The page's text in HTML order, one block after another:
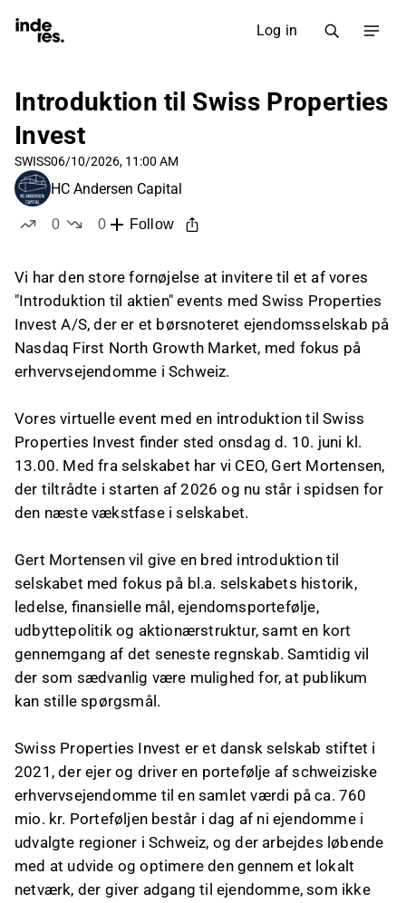
Log in
Introduktion til Swiss Properties
Invest
SWISS06/10/2026, 11:00 AM
HC Andersen Capital
0
0
Follow
Vi har den store fornøjelse at invitere til et af vores
"Introduktion til aktien" events med Swiss Properties
Invest A/S, der er et børsnoteret ejendomsselskab på
Nasdaq First North Growth Market, med fokus på
erhvervsejendomme i Schweiz.
Vores virtuelle event med en introduktion til Swiss
Properties Invest finder sted onsdag d. 10. juni kl.
13.00. Med fra selskabet har vi CEO, Gert Mortensen,
der tiltrådte i starten af 2026 og nu står i spidsen for
den næste vækstfase i selskabet.
Gert Mortensen vil give en bred introduktion til
selskabet med fokus på bl.a. selskabets historik,
ledelse, finansielle mål, ejendomsportefølje,
udbyttepolitik og aktionærstruktur, samt en kort
gennemgang af det seneste regnskab. Samtidig vil
der som sædvanlig være mulighed for, at publikum
kan stille spørgsmål.
Swiss Properties Invest er et dansk selskab stiftet i
2021, der ejer og driver en portefølje af schweiziske
erhvervsejendomme til en samlet værdi på ca. 760
mio. kr. Porteføljen består i dag af ni ejendomme i
udvalgte regioner i Schweiz, og der arbejdes løbende
med at udvide og optimere den gennem et lokalt
netværk, der giver adgang til ejendomme, som ikke